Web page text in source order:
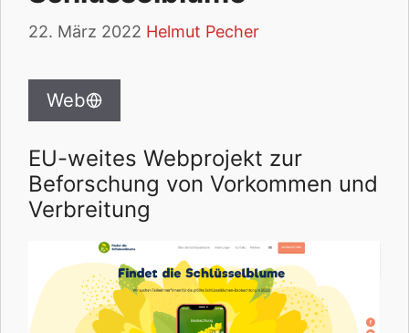
22. März 2022 Helmut Pecher
Web
EU-weites Webprojekt zur
Beforschung von Vorkommen und
Verbreitung